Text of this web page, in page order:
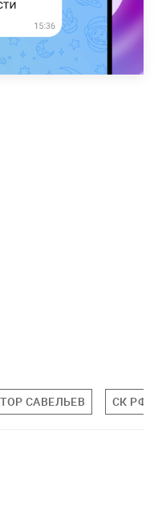
САВЕЛЬЕВ СК РФ